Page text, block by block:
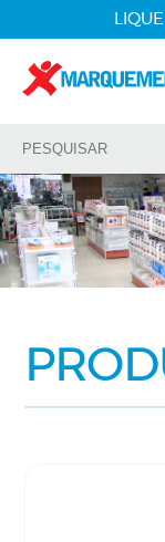
Nossos Produtos
Dicas
Fale Conosco